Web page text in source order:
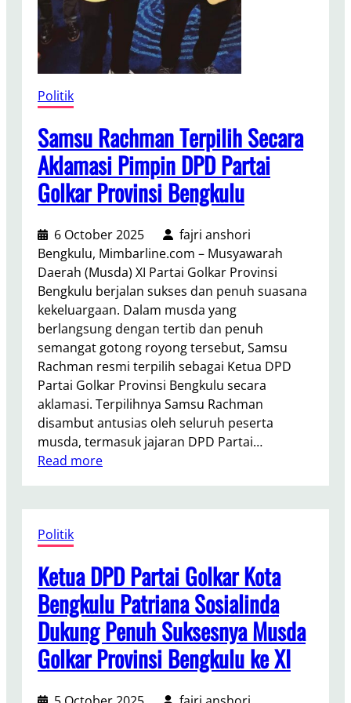
a
o
,
K
e
s
e
a
t
a
n
G
r
a
t
i
s
,
D
a
o
r
D
a
r
a
h
K
a
b
u
t
e
n
L
e
o
n
g
G
e
l
a
r
B
a
z
a
r
M
1
.
0
0
P
Politik
Samsu Rachman Terpilih Secara
Aklamasi Pimpin DPD Partai
Golkar Provinsi Bengkulu
6 October 2025
fajri anshori
Bengkulu, Mimbarline.com – Musyawarah
Daerah (Musda) XI Partai Golkar Provinsi
Bengkulu berjalan sukses dan penuh suasana
kekeluargaan. Dalam musda yang
berlangsung dengan tertib dan penuh
semangat gotong royong tersebut, Samsu
Rachman resmi terpilih sebagai Ketua DPD
Partai Golkar Provinsi Bengkulu secara
aklamasi. Terpilihnya Samsu Rachman
disambut antusias oleh seluruh peserta
musda, termasuk jajaran DPD Partai…
Read more:
R
a
c
m
a
Politik
Ketua DPD Partai Golkar Kota
Bengkulu Patriana Sosialinda
Dukung Penuh Suksesnya Musda
Golkar Provinsi Bengkulu ke XI